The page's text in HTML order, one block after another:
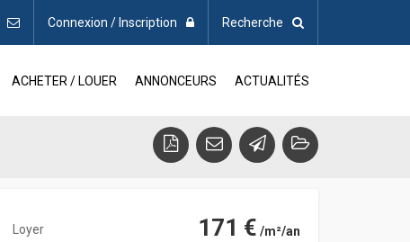
Connexion / Inscription Recherche
ACHETER / LOUER ANNONCEURS ACTUALITÉS
Loyer 171 € /m²/an